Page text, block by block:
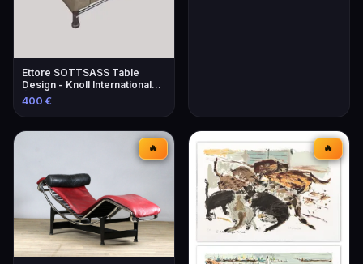
Ettore SOTTSASS Table
Design - Knoll International
Éditeur
400 €
🔥 🔥